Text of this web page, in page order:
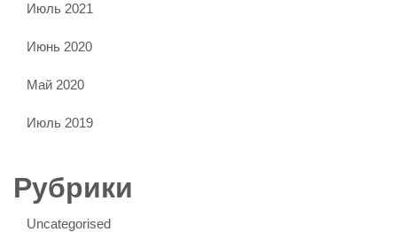
Июль 2021
Июнь 2020
Май 2020
Июль 2019
Рубрики
Uncategorised